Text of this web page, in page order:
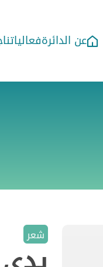
عن الدائرةفعالياتنا
شعر